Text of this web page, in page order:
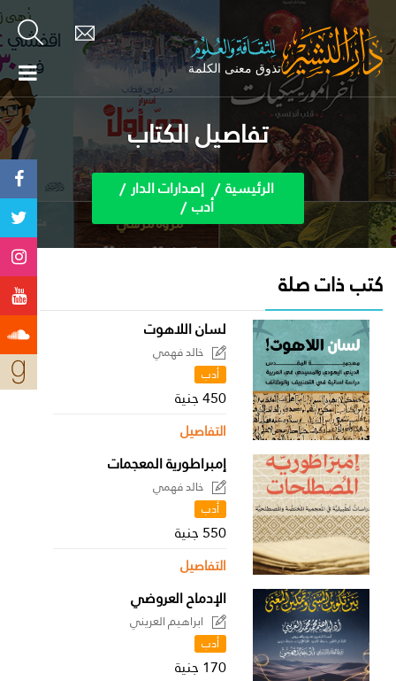
تفاصيل الكتاب
الرئيسية إصدارات الدار
أدب
كتب ذات صلة
لسان اللاهوت
خالد فهمي
أدب
450 جنية
التفاصيل
إمبراطورية المعجمات
خالد فهمي
أدب
550 جنية
التفاصيل
الإدماح العروضي
ابراهيم العريني
أدب
170 جنية